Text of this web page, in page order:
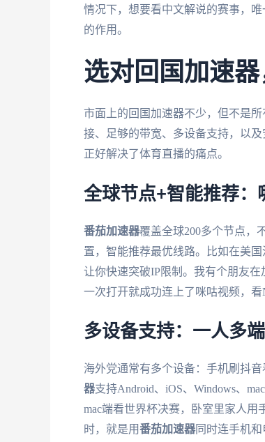
情况下，想要看中文解说的赛事，
的作用。
选对回国加速
市面上的回国加速器不少，但不是
接、足够的带宽、多设备支持，以及
正好解决了体育直播的痛点。
全球节点+智能推荐：
番茄加速器覆盖全球200多个节点，
置，智能推荐最优线路。比如在美
让你快速突破IP限制。我有个朋友
一次打开就成功连上了咪咕视频，看
多设备支持：一人多
海外党通常有多个设备：手机刷抖
器支持Android、iOS、Windows、
mac端看世界杯决赛，卧室里家人
时，就是用番茄加速器同时连手机